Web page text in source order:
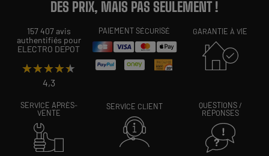
DES PRIX, MAIS PAS SEULEMENT !
157 407 avis
authentifiés pour
ELECTRO DEPOT
★★★★★
★★★★★
4,3
PAIEMENT SÉCURISÉ GARANTIE À VIE
SERVICE APRÈS-
VENTE
SERVICE CLIENT
QUESTIONS /
RÉPONSES